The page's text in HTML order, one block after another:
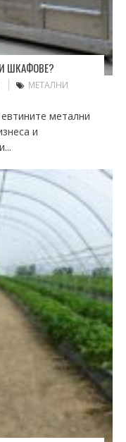
ШКАФОВЕ?
МЕТАЛНИ
метални
и